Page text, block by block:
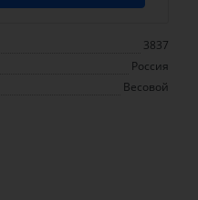
3837
Россия
Весовой